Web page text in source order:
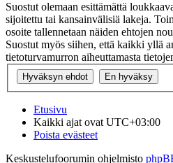
Suostut olemaan esittämättä
sijoitettu tai kansainvälisiä lakeja.
osoite tallennetaan näiden ehtojen
Suostut myös siihen, että kaikki yllä
tietoturvamurron aiheuttamasta
Etusivu
Kaikki ajat ovat UTC+03:00
Poista evästeet
Keskustelufoorumin ohjelmisto